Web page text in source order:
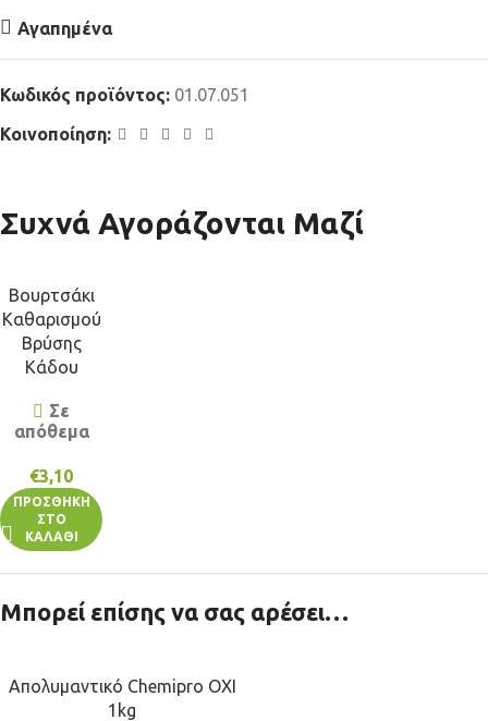
Αγαπημένα
Κωδικός προϊόντος: 01.07.051
Κοινοποίηση:
Συχνά Αγοράζονται Μαζί
Βουρτσάκι
Καθαρισμού
Βρύσης
Κάδου
Σε
απόθεμα
€3,10
ΠΡΟΣΘΉΚΗ
ΣΤΟ
ΚΑΛΆΘΙ
Μπορεί επίσης να σας αρέσει…
Απολυμαντικό Chemipro OXI
1kg